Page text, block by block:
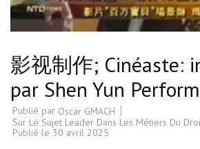
影视制作; Cinéaste:
par Shen Yun
Publié par Oscar GMACH
Sur Le Sujet Leader Dans Les Métiers Du
Publié le 30 avril 2025